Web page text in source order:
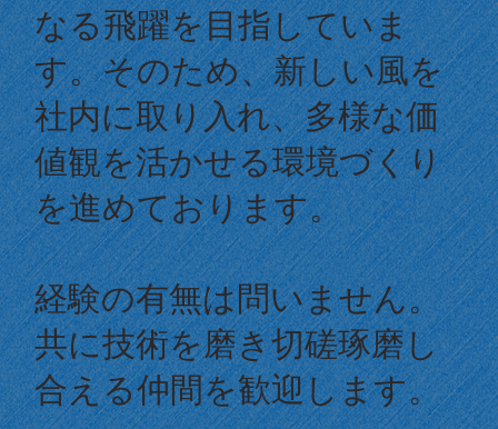
なる飛躍を目指していま
す。そのため、新しい風を
社内に取り入れ、多様な価
値観を活かせる環境づくり
を進めております。
経験の有無は問いません。
共に技術を磨き切磋琢磨し
合える仲間を歓迎します。